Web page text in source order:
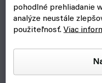
pohodlné prehliadanie
analýze neustále
použiteľnosť.Viac